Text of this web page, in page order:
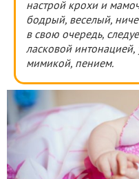
настрой крохи и
бодрый, веселый,
в свою очередь,
ласковой
мимикой, пением.